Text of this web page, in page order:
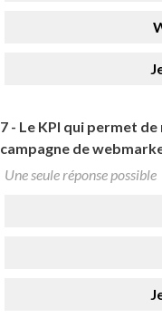
7 - Le KPI qui permet de
campagne de
Une seule réponse possible